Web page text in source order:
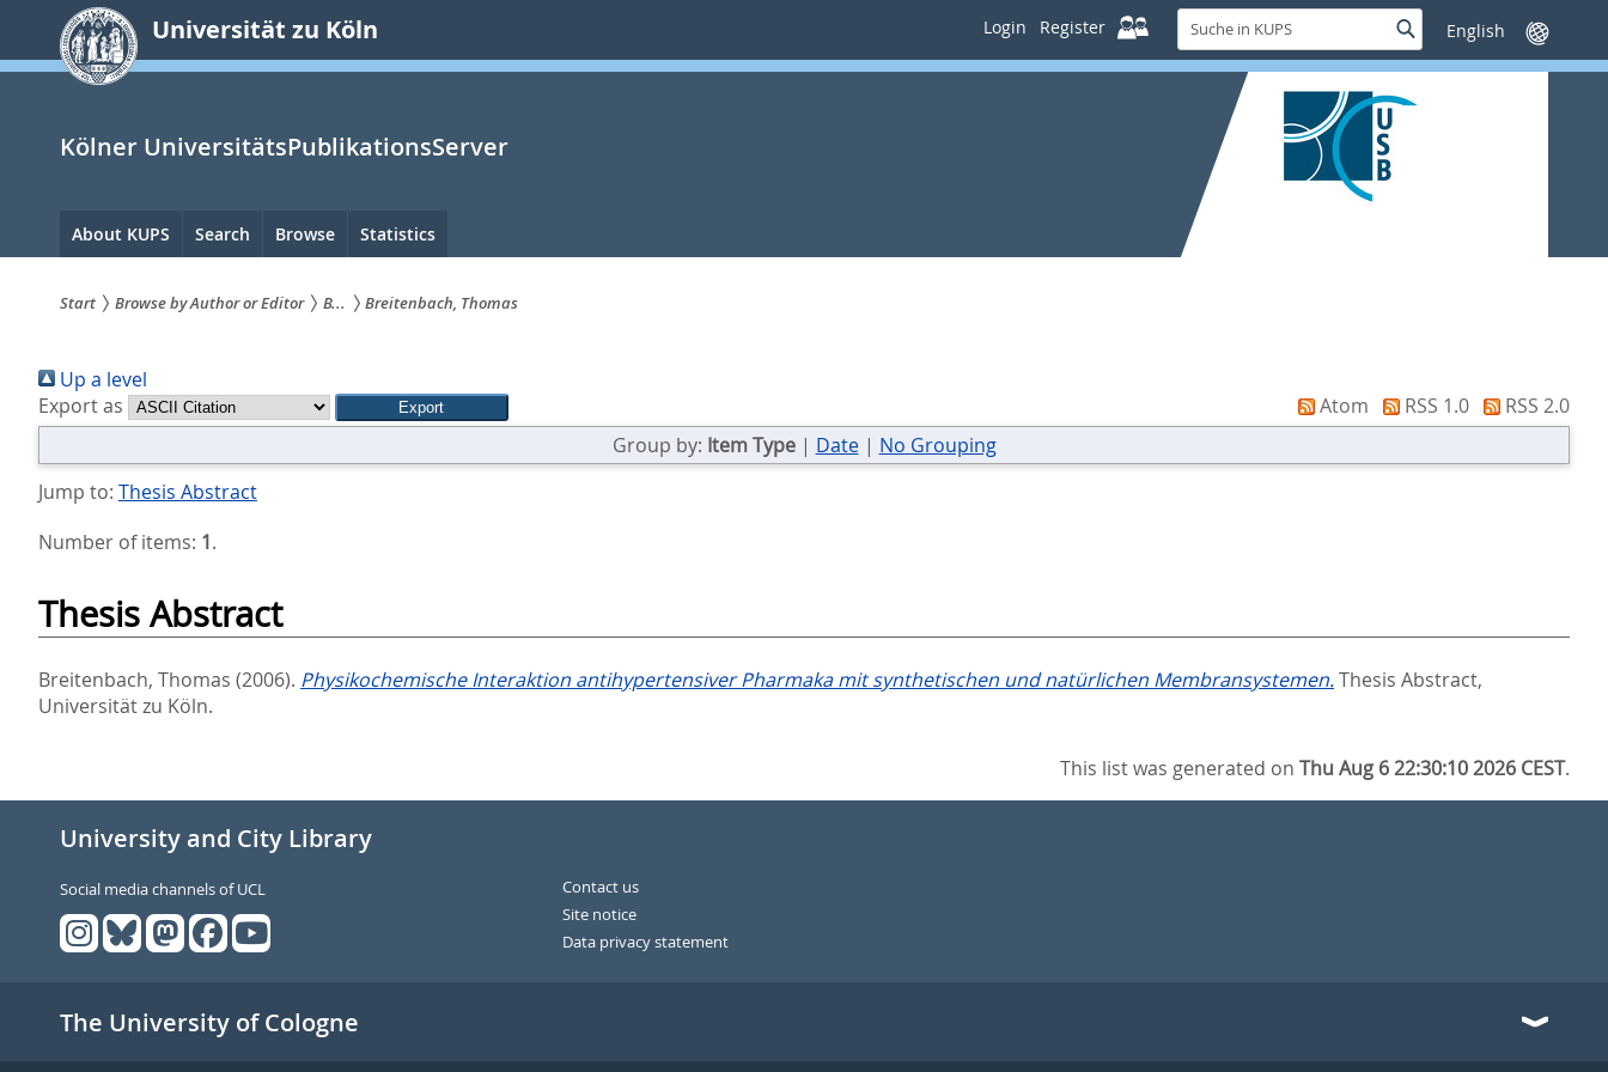
springen
Universität zu Köln Login Register
Suche
in
KUPS
SucheSprache
wechseln
Kölner UniversitätsPublikationsServer
Hauptnavigation
About KUPS Search Browse Statistics
sind
hier:
Start Browse by Author or Editor B... Breitenbach, Thomas
Up a level
Export as
Atom RSS 1.0
RSS 2.0
Group by: Item Type| Date| No Grouping
Jump to: Thesis Abstract
Number of items: 1.
Thesis Abstract
Breitenbach, Thomas (2006). Physikochemische Interaktion antihypertensiver Pharmaka mit synthetischen und natürlichen Membransystemen.Thesis Abstract,
Universität zu Köln.
This list was generated onThu Aug 6 22:30:10 2026 CEST.
University and City Library
Social media channels of UCL
Contact us
Site notice
Data privacy statement
The University of Cologne